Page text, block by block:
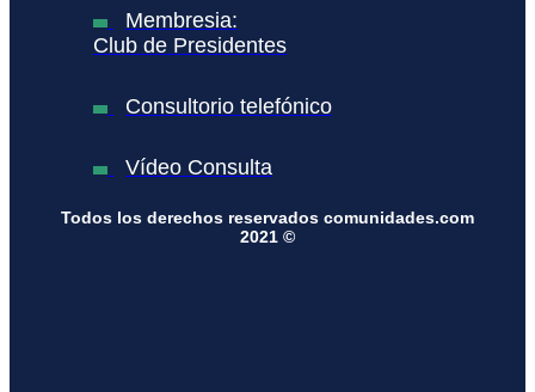
Membresia:
Club de Presidentes
Consultorio telefónico
Vídeo Consulta
Todos los derechos reservados comunidades.com
2021 ©